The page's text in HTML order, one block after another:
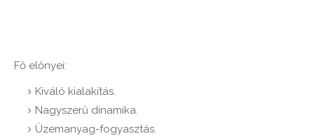
Fő előnyei:
Kiváló kialakítás.
Nagyszerű dinamika.
Üzemanyag-fogyasztás.